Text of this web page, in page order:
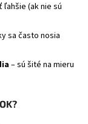
(ak nie sú
sa často nosia
– sú šité na mieru